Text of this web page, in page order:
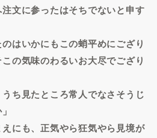
注文に参ったはそちでないと申す
のはいかにもこの蛸平めにござり
の気味のわるいお大尽でござり
うち見たところ常人でなさそうじ
えにも、正気やら狂気やら見境が